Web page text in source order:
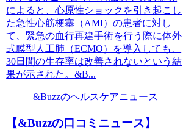
によると、心原性ショックを引き起こし
た急性心筋梗塞（AMI）の患者に対し
て、緊急の血行再建手術を行う際に体外
式膜型人工肺（ECMO）を導入しても、
30日間の生存率は改善されないという結
果が示された。&B...
&Buzzのヘルスケアニュース
【&Buzzの口コミニュース】